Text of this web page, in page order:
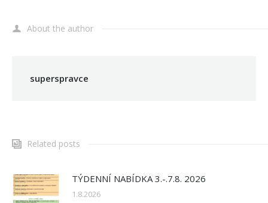
About the author
superspravce
Related posts
TÝDENNÍ NABÍDKA 3.-.7.8. 2026
1.8.2026